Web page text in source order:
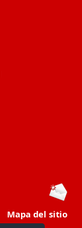
Mapa del sitio